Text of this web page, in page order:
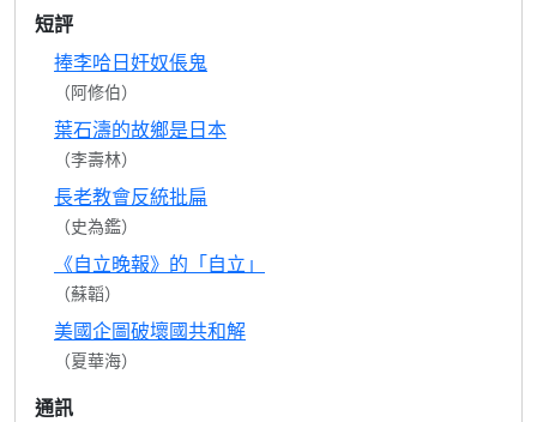
短評
捧李哈日奸奴倀鬼
（阿修伯）
葉石濤的故鄉是日本
（李壽林）
長老教會反統批扁
（史為鑑）
《自立晚報》的「自立」
（蘇韜）
美國企圖破壞國共和解
（夏華海）
通訊